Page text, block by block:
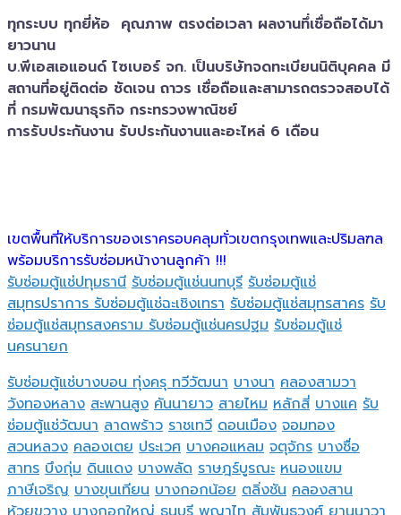
ทุกระบบ ทุกยี่ห้อ คุณภาพ ตรงต่อเวลา ผลงานทึ่เชื่อถือได้มา
ยาวนาน
บ.พีเอสเอ​แอนด์ ไซเบอร์​ จก. เป็นบริษัทจดทะเบียนนิติบุคคล​ มี
สถานที่อยู่ติดต่อ ชัดเจน ถาวร เชื่อถือและสามารถตรวจสอบ​ได้
ที่ กรมพัฒนาธุรกิจ​ กระทรวงพาณิชย์
การรับประกันงาน รับประกันงานและอะไหล่ 6 เดือน
เขตพื้นที่ให้บริการของเราครอบคลุมทั่วเขตกรุงเทพและปริมลฑล
พร้อมบริการรับซ่อมหน้างานลูกค้า !!!
รับซ่อมตู้แช่ปทุมธานี รับซ่อมตู้แช่นนทบุรี รับซ่อมตู้แช่
สมุทรปราการ รับซ่อมตู้แช่ฉะเชิงเทรา รับซ่อมตู้แช่สมุทรสาคร รับ
ซ่อมตู้แช่สมุทรสงคราม รับซ่อมตู้แช่นครปฐม รับซ่อมตู้แช่
นครนายก
รับซ่อมตู้แช่บางบอน ทุ่งครุ ทวีวัฒนา บางนา คลองสามวา
วังทองหลาง สะพานสูง คันนายาว สายไหม หลักสี่ บางแค รับ
ซ่อมตู้แช่วัฒนา ลาดพร้าว ราชเทวี ดอนเมือง จอมทอง
สวนหลวง คลองเตย ประเวศ บางคอแหลม จตุจักร บางซื่อ
สาทร บึงกุ่ม ดินแดง บางพลัด ราษฎร์บูรณะ หนองแขม
ภาษีเจริญ บางขุนเทียน บางกอกน้อย ตลิ่งชัน คลองสาน